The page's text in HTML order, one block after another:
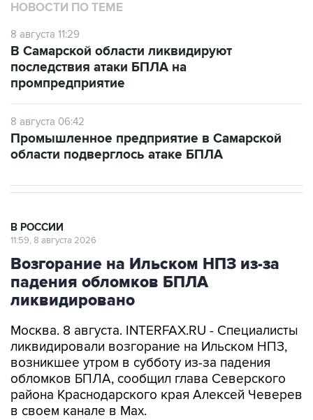
НОВОСТИ ПО ТЕМЕ
8 августа 11:29
В Самарской области ликвидируют
последствия атаки БПЛА на
промпредприятие
8 августа 06:42
Промышленное предприятие в Самарской
области подверглось атаке БПЛА
В РОССИИ
11:59, 8 августа 2026
Возгорание на Ильском НПЗ из-за
падения обломков БПЛА
ликвидировано
Москва. 8 августа. INTERFAX.RU - Специалисты
ликвидировали возгорание на Ильском НПЗ,
возникшее утром в субботу из-за падения
обломков БПЛА, сообщил глава Северского
района Краснодарского края Алексей Чеверев
в своем канале в Max.